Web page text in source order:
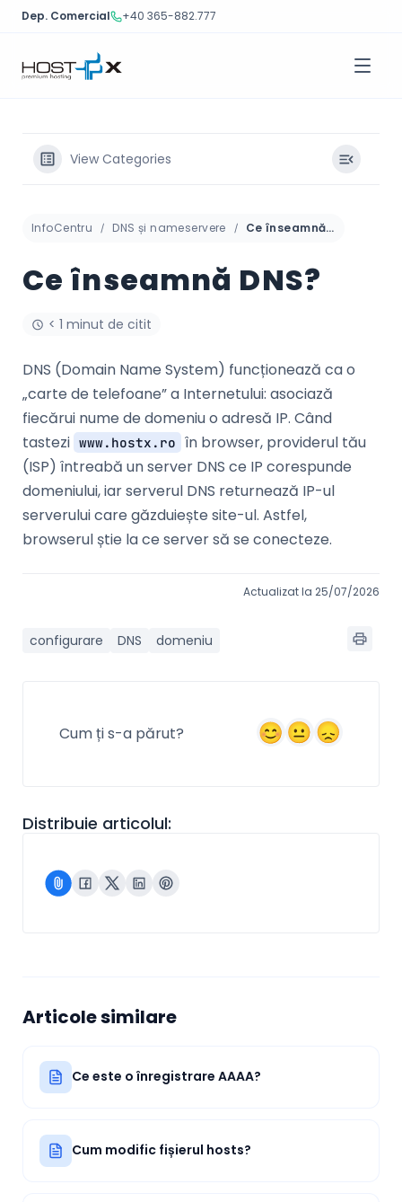
Dep. Comercial +40 365-882.777
conținut
View Categories
InfoCentru DNS și nameservere Ce înseamnă DNS?
Ce înseamnă DNS?
< 1 minut de citit
DNS (Domain Name System) funcționează ca o
„carte de telefoane” a Internetului: asociază
fiecărui nume de domeniu o adresă IP. Când
tastezi www.hostx.ro în browser, providerul tău
(ISP) întreabă un server DNS ce IP corespunde
domeniului, iar serverul DNS returnează IP-ul
serverului care găzduiește site-ul. Astfel,
browserul știe la ce server să se conecteze.
Actualizat la 25/07/2026
configurare DNS domeniu
Cum ți s-a părut?
Distribuie articolul:
Articole similare
Ce este o înregistrare AAAA?
Cum modific fișierul hosts?